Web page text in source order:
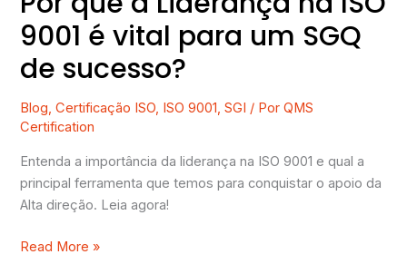
9001 é vital para um SGQ
de sucesso?
Blog,Certificação ISO, ISO 9001,SGI / PorQMS
Certification
Entenda a importância da liderança na ISO 9001 e qual a
principal ferramenta que temos para conquistar o apoio da
Alta direção. Leia agora!
sucesso?
Read More »